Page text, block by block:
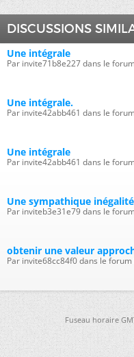
DISCUSSIONS
Une intégrale
Par invite71b8e227 dans le
Une intégrale.
Par invite42abb461 dans le
Une intégrale
Par invite42abb461 dans le
Une sympathique
Par inviteb3e31e79 dans le
obtenir une valeur
Par invite68cc84f0 dans le
Fuseau horaire